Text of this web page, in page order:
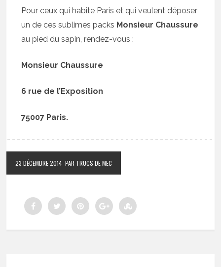
Pour ceux qui habite Paris et qui veulent déposer
un de ces sublimes packs Monsieur Chaussure
au pied du sapin, rendez-vous :
Monsieur Chaussure
6 rue de l’Exposition
75007 Paris.
23 DÉCEMBRE 2014 PAR TRUCS DE MEC